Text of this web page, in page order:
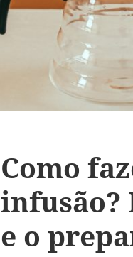
Como
infusão?
e o